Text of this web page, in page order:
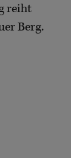
reiht
Berg.